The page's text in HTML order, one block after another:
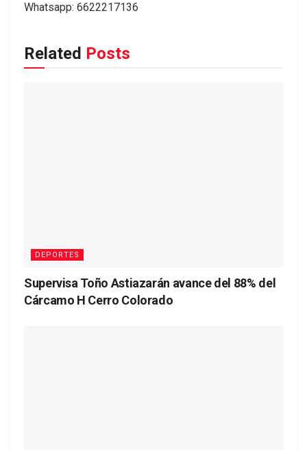
Whatsapp: 6622217136
Related Posts
DEPORTES
Supervisa Toño Astiazarán avance del 88% del
Cárcamo H Cerro Colorado